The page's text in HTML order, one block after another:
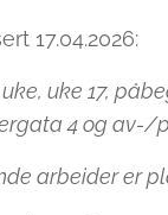
17.04.2026:
uke 17,
4 og av-/
arbeider er